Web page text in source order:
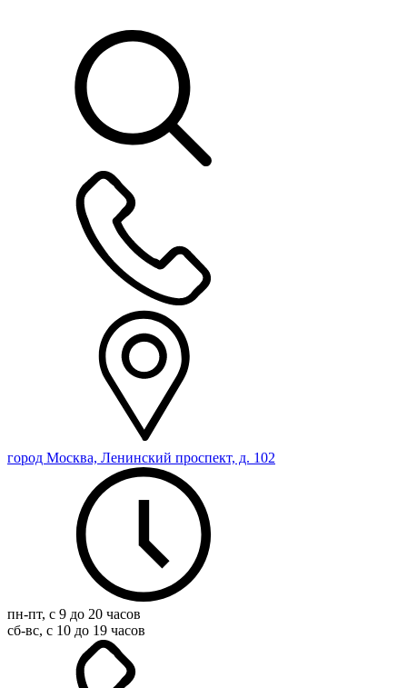
город Москва, Ленинский проспект, д. 102
пн-пт, с 9 до 20 часов
сб-вс, с 10 до 19 часов